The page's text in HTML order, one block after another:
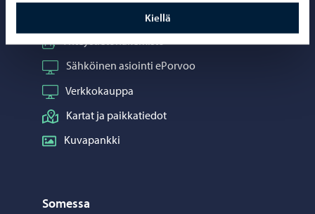
Kiellä
Puhelinneuvonta: 020 692 250
Yhteystietohakemisto
Sähköinen asiointi ePorvoo
Verkkokauppa
Kartat ja paikkatiedot
Kuvapankki
Somessa